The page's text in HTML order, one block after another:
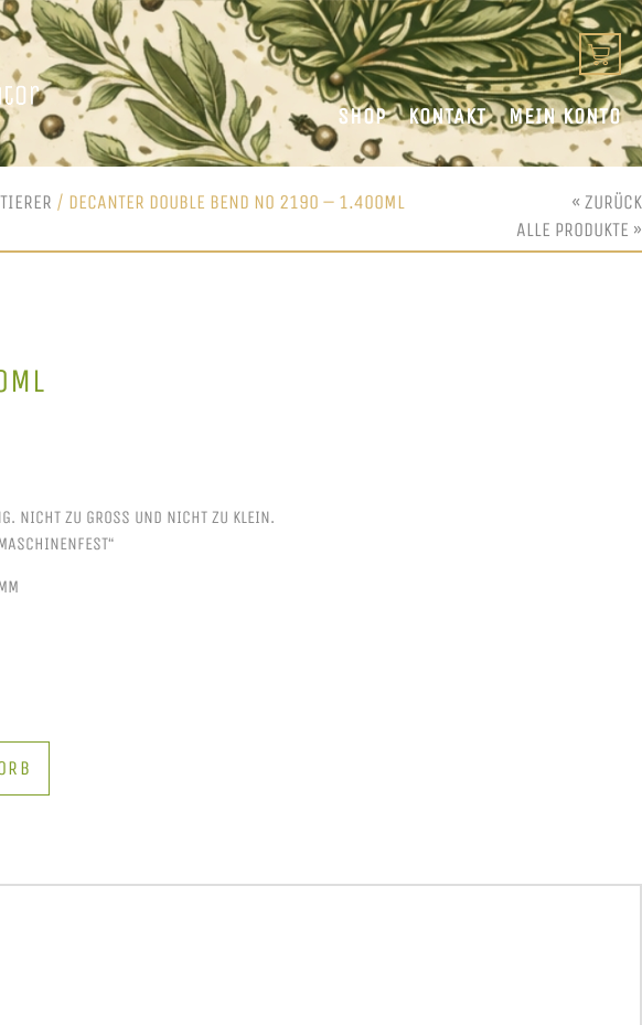
SHOP KONTAKT MEIN KONTO
/ DECANTER DOUBLE BEND NO 2190 – 1.400ML
« ZURÜCK
ALLE PRODUKTE »
NICHT ZU GROSS UND NICHT ZU KLEIN.